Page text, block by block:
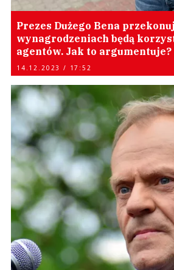
Prezes Dużego Bena
wynagrodzeniach będą
agentów. Jak to argumentuje?
14.12.2023 / 17:52